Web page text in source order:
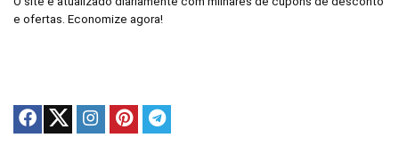
e ofertas. Economize agora!